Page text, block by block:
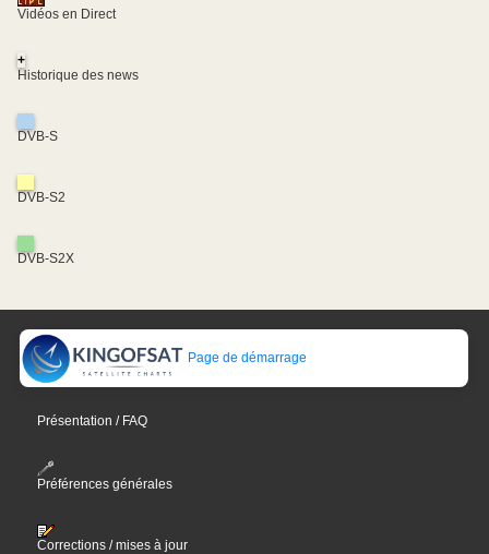
Vidéos en Direct
+
Historique des news
DVB-S
DVB-S2
DVB-S2X
Page de démarrage
Présentation / FAQ
Préférences générales
Corrections / mises à jour